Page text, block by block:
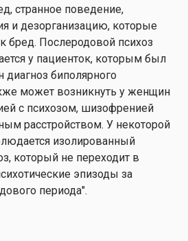
странное поведение,
и дезорганизацию, которые
бред. Послеродовой психоз
у пациенток, которым был
диагноз биполярного
может возникнуть у женщин
с психозом, шизофренией
расстройством. У некоторой
изолированный
который не переходит в
эпизоды за
периода".